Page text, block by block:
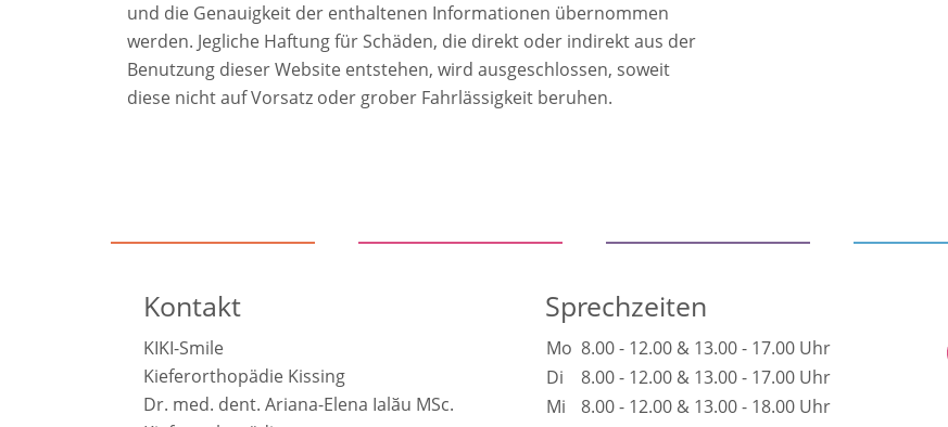
und die Genauigkeit der enthaltenen Informationen übernommen
werden. Jegliche Haftung für Schäden, die direkt oder indirekt aus der
Benutzung dieser Website entstehen, wird ausgeschlossen, soweit
diese nicht auf Vorsatz oder grober Fahrlässigkeit beruhen.
Kontakt
KIKI-Smile
Kieferorthopädie Kissing
Dr. med. dent. Ariana-Elena Ialӑu MSc.
Sprechzeiten
Mo 8.00 - 12.00 & 13.00 - 17.00 Uhr
Di
8.00 - 12.00 & 13.00 - 17.00 Uhr
Mi
8.00 - 12.00 & 13.00 - 18.00 Uhr